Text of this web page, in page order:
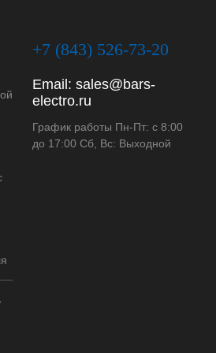
+7 (843) 526-73-20
Email: sales@bars-
electro.ru
График работы Пн-Пт: с 8:00
до 17:00 Сб, Вс: Выходной